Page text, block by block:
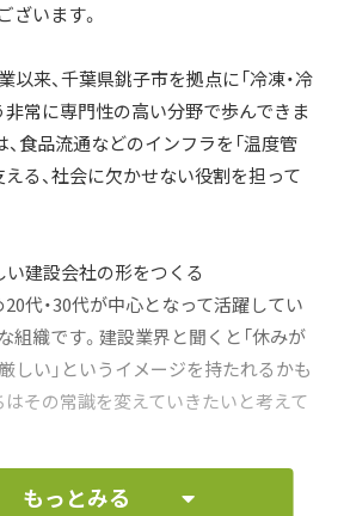
ざいます。
来、千葉県銚子市を拠点に「冷凍・冷
非常に専門性の高い分野で歩んできま
、食品流通などのインフラを「温度管
る、社会に欠かせない役割を担って
い建設会社の形をつくる
代・30代が中心となって活躍してい
組織です。建設業界と聞くと「休みが
しい」というイメージを持たれるかも
はその常識を変えていきたいと考えて
休み）の導入
もっとみる